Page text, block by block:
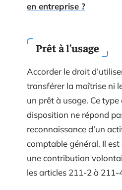
en entreprise ?
Prêt à l’usage
Accorder le droit
transférer la maîtrise ni
un prêt à usage. Ce type
disposition ne répond
reconnaissance d’un
comptable général. Il
une contribution
les articles 211-2 à 211-